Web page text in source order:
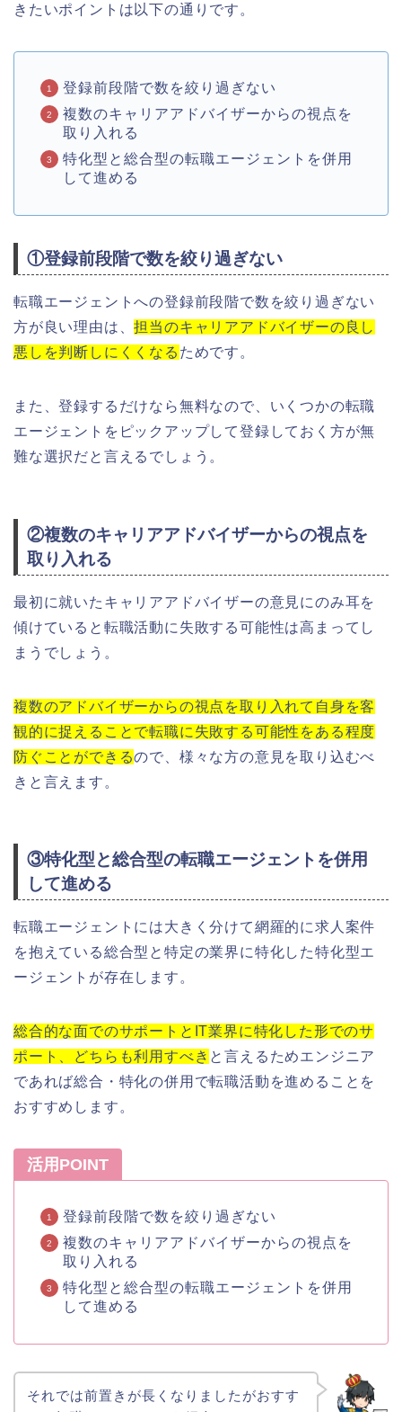
きたいポイントは以下の通りです。
登録前段階で数を絞り過ぎない
複数のキャリアアドバイザーからの視点を
取り入れる
特化型と総合型の転職エージェントを併用
して進める
①登録前段階で数を絞り過ぎない
転職エージェントへの登録前段階で数を絞り過ぎない
方が良い理由は、担当のキャリアアドバイザーの良し
悪しを判断しにくくなる ためです。
また、登録するだけなら無料なので、いくつかの転職
エージェントをピックアップして登録しておく方が無
難な選択だと言えるでしょう。
②複数のキャリアアドバイザーからの視点を
取り入れる
最初に就いたキャリアアドバイザーの意見にのみ耳を
傾けていると転職活動に失敗する可能性は高まってし
まうでしょう。
複数のアドバイザーからの視点を取り入れて自身を客
観的に捉えることで転職に失敗する可能性をある程度
防ぐことができるので、様々な方の意見を取り込むべ
きと言えます。
③特化型と総合型の転職エージェントを併用
して進める
転職エージェントには大きく分けて網羅的に求人案件
を抱えている総合型と特定の業界に特化した特化型エ
ージェントが存在します。
総合的な面でのサポートとIT業界に特化した形でのサ
ポート、どちらも利用すべき と言えるためエンジニア
であれば総合・特化の併用で転職活動を進めることを
おすすめします。
活用POINT
登録前段階で数を絞り過ぎない
複数のキャリアアドバイザーからの視点を
取り入れる
特化型と総合型の転職エージェントを併用
して進める
それでは前置きが長くなりましたがおすす